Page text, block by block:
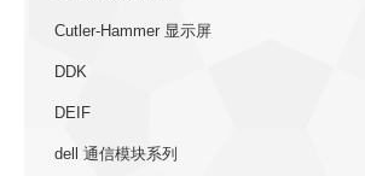
Cutler-Hammer 显示屏
DDK
DEIF
dell 通信模块系列